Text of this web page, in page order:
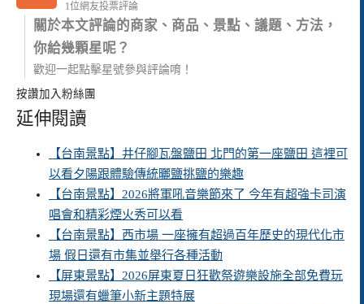
1位網友投票評論
關於本文評論的商家、商品、景點、議題、方法，
你給幾顆星呢？
歡迎一起點擊星號參與評論唷！
按讚加入粉絲團
延伸閱讀
【台南景點】井仔腳瓦盤鹽田 北門的第一座鹽田 這裡可
以看夕陽跟體驗傳統曬鹽挑鹽的樂趣
【台南景點】2026將軍吼音樂節來了 今年有超強卡司演
唱會和精彩煙火秀可以看
【台南景點】西市場 一座擁有超過百年歷史的現代化市
場 假日還有市集並舉行各種活動
【屏東景點】2026屏東夏日狂歡祭遊樂設施全部免費玩
現場還有蠟筆小新主題特展